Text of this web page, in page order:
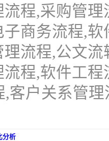
程,采购管
商务流程,
流程,公文流
程,软件工
,客户关系管
分析